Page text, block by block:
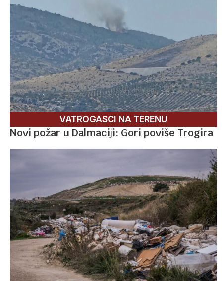
VATROGASCI NA TERENU
Novi požar u Dalmaciji: Gori poviše Trogira